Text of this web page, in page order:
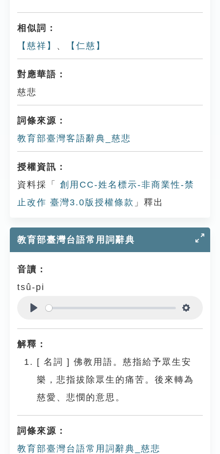
相似詞：
【慈祥】 、 【仁慈】
對應華語：
慈悲
詞條來源：
教育部臺灣客語辭典_慈悲
授權資訊：
資料採「
創用CC-姓名標示-非商業性-禁
止改作 臺灣3.0版授權條款 」釋出
教育部臺灣台語常用詞辭典
音讀：
tsû-pi
解釋：
[ 名詞 ] 佛教用語。慈指給予眾生安
樂，悲指拔除眾生的痛苦。後來轉為
慈愛、悲憫的意思。
詞條來源：
教育部臺灣台語常用詞辭典_慈悲